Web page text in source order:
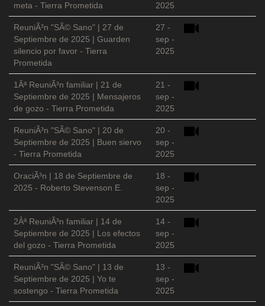
meta - Tierra Prometida
2025
ReuniÃ³n "SÃ© Sano" | 27 de
Septiembre de 2025 | Guarden
silencio por favor - Tierra
Prometida
27 -
sep -
2025
1Âª ReuniÃ³n familiar | 21 de
Septiembre de 2025 | Mensajeros
de gozo - Tierra Prometida
21 -
sep -
2025
ReuniÃ³n "SÃ© Sano" | 20 de
Septiembre de 2025 | Buen siervo
- Tierra Prometida
20 -
sep -
2025
OraciÃ³n | 18 de Septiembre de
2025 - Roberto Stevenson E.
18 -
sep -
2025
2Âª ReuniÃ³n familiar | 14 de
Septiembre de 2025 | Los efectos
del gozo - Tierra Prometida
14 -
sep -
2025
ReuniÃ³n "SÃ© Sano" | 13 de
Septiembre de 2025 | Yo te
sostengo - Tierra Prometida
13 -
sep -
2025